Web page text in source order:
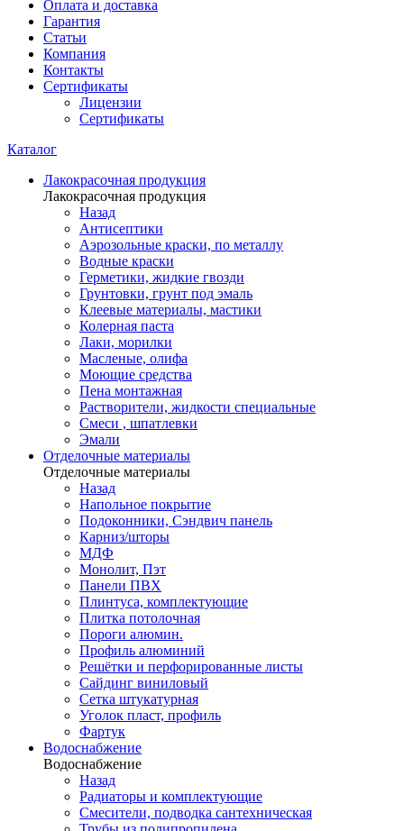
Оплата и доставка
Гарантия
Статьи
Компания
Контакты
Сертификаты
Лицензии
Сертификаты
Каталог
Лакокрасочная продукция
Лакокрасочная продукция
Назад
Антисептики
Аэрозольные краски, по металлу
Водные краски
Герметики, жидкие гвозди
Грунтовки, грунт под эмаль
Клеевые материалы, мастики
Колерная паста
Лаки, морилки
Масленые, олифа
Моющие средства
Пена монтажная
Растворители, жидкости специальные
Смеси , шпатлевки
Эмали
Отделочные материалы
Отделочные материалы
Назад
Напольное покрытие
Подоконники, Сэндвич панель
Карниз/шторы
МДФ
Монолит, Пэт
Панели ПВХ
Плинтуса, комплектующие
Плитка потолочная
Пороги алюмин.
Профиль алюминий
Решётки и перфорированные листы
Сайдинг виниловый
Сетка штукатурная
Уголок пласт, профиль
Фартук
Водоснабжение
Водоснабжение
Назад
Радиаторы и комплектующие
Смесители, подводка сантехническая